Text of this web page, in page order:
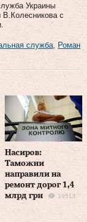
Украины
В.Колесникова с
служба
Роман
Насиров:
Таможни
направили на
ремонт дорог 1,4
млрд грн
19513